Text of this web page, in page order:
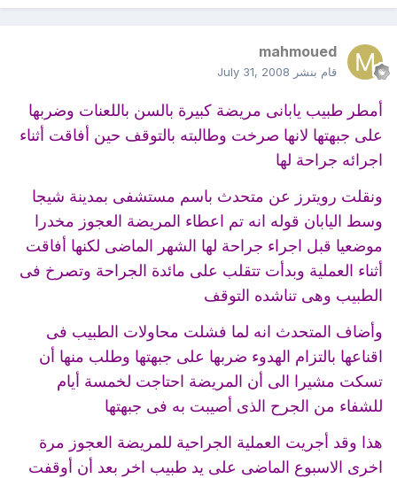
mahmoued
قام بنشر July 31, 2008
أمطر طبيب يابانى مريضة كبيرة بالسن باللعنات وضربها
على جبهتها لانها صرخت وطالبته بالتوقف حين أفاقت أثناء
اجرائه جراحة لها
ونقلت رويترز عن متحدث باسم مستشفى بمدينة شيجا
وسط اليابان قوله انه تم اعطاء المريضة العجوز مخدرا
موضعيا قبل اجراء جراحة لها الشهر الماضى لكنها أفاقت
أثناء العملية وبدأت تتقلب على مائدة الجراحة وتصرخ فى
الطبيب وهى تناشده التوقف
وأضاف المتحدث انه لما فشلت محاولات الطبيب فى
اقناعها بالتزام الهدوء ضربها على جبهتها وطلب منها أن
تسكت مشيرا الى أن المريضة احتاجت لخمسة أيام
للشفاء من الجرح الذى أصيبت به فى جبهتها
هذا وقد أجريت العملية الجراحية للمريضة العجوز مرة
اخرى الاسبوع الماضى على يد طبيب اخر بعد أن أوقفت